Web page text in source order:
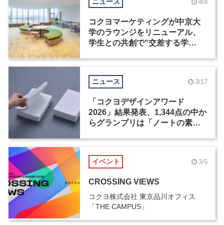
ニュース 4/8
コクヨマーケティングが中京大
学のラウンジをリニューアル、
学生との共創で“交差する学
ニュース 3/17
「コクヨデザインアワード
2026」結果発表、1,344点の中か
らグランプリは「ノートの素」
イベント 3/5
CROSSING VIEWS
コクヨ株式会社 東京品川オフィス
「THE CAMPUS」